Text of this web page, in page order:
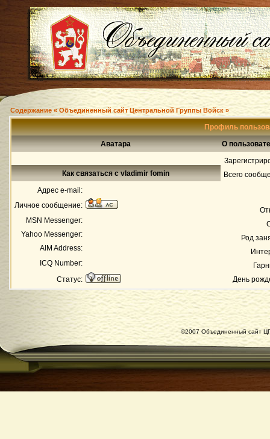
Содержание « Объединенный сайт Центральной Группы Войск »
Профиль
Аватара
О
Всего
Род
День
Как связаться с vladimir fomin
Адрес e-mail:
Личное сообщение:
MSN Messenger:
Yahoo Messenger:
AIM Address:
ICQ Number:
Статус:
©2007 Объединенный сайт